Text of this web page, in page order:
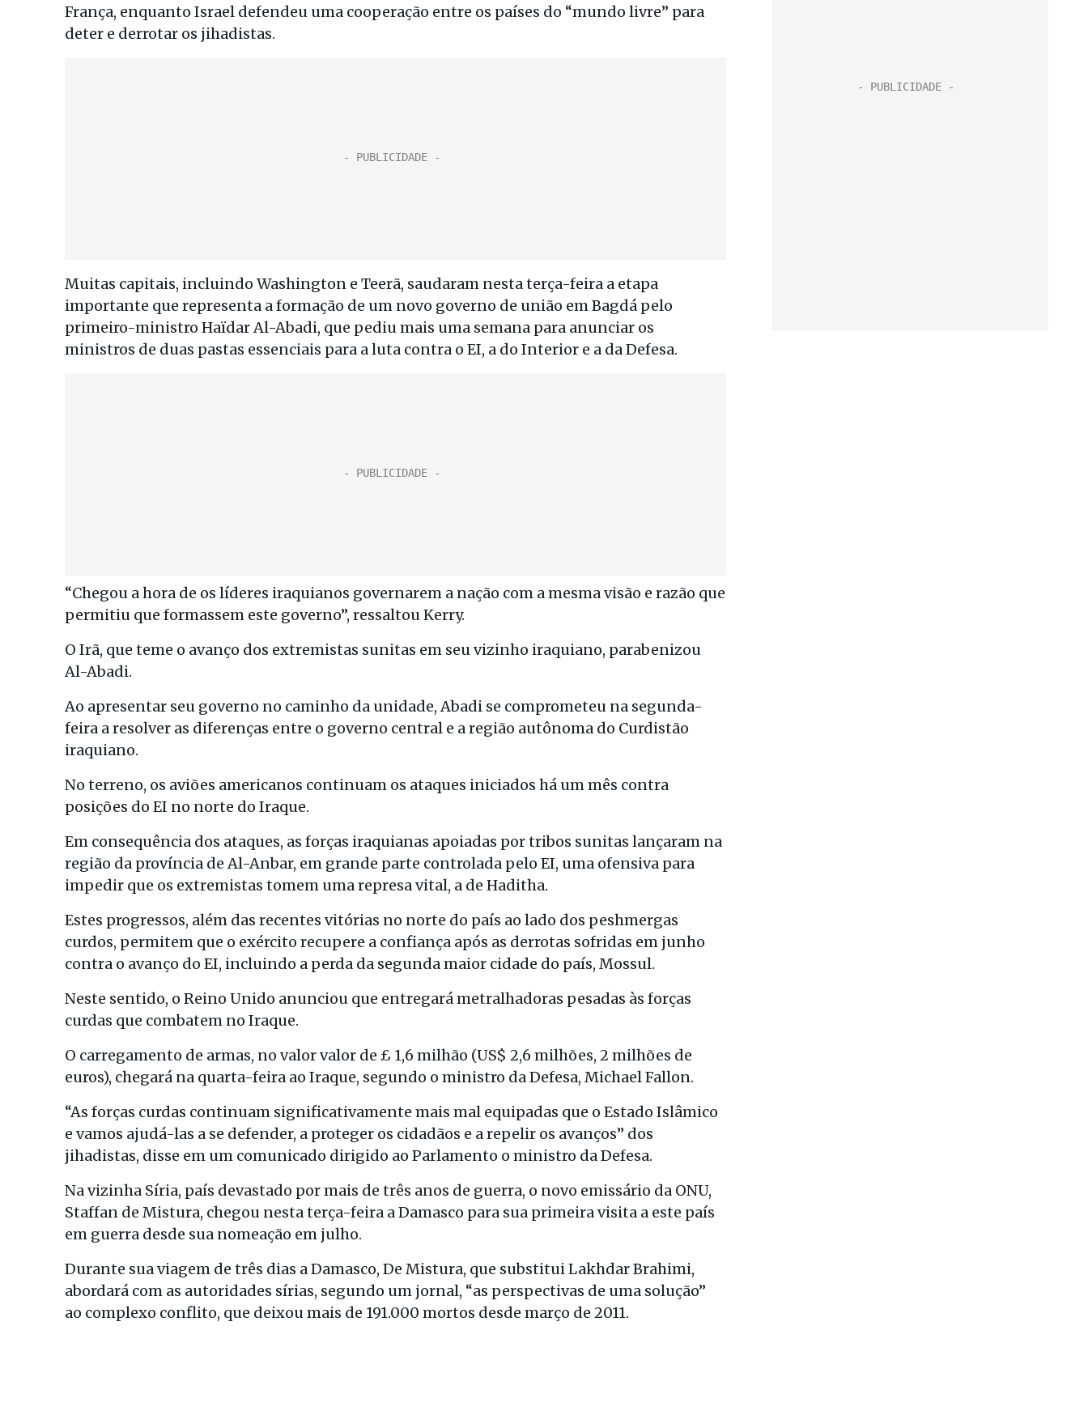
França, enquanto Israel defendeu uma cooperação entre os países do “mundo livre” para
deter e derrotar os jihadistas.
Muitas capitais, incluindo Washington e Teerã, saudaram nesta terça-feira a etapa
importante que representa a formação de um novo governo de união em Bagdá pelo
primeiro-ministro Haïdar Al-Abadi, que pediu mais uma semana para anunciar os
ministros de duas pastas essenciais para a luta contra o EI, a do Interior e a da Defesa.
“Chegou a hora de os líderes iraquianos governarem a nação com a mesma visão e razão que
permitiu que formassem este governo”, ressaltou Kerry.
O Irã, que teme o avanço dos extremistas sunitas em seu vizinho iraquiano, parabenizou
Al-Abadi.
Ao apresentar seu governo no caminho da unidade, Abadi se comprometeu na segunda-
feira a resolver as diferenças entre o governo central e a região autônoma do Curdistão
iraquiano.
No terreno, os aviões americanos continuam os ataques iniciados há um mês contra
posições do EI no norte do Iraque.
Em consequência dos ataques, as forças iraquianas apoiadas por tribos sunitas lançaram na
região da província de Al-Anbar, em grande parte controlada pelo EI, uma ofensiva para
impedir que os extremistas tomem uma represa vital, a de Haditha.
Estes progressos, além das recentes vitórias no norte do país ao lado dos peshmergas
curdos, permitem que o exército recupere a confiança após as derrotas sofridas em junho
contra o avanço do EI, incluindo a perda da segunda maior cidade do país, Mossul.
Neste sentido, o Reino Unido anunciou que entregará metralhadoras pesadas às forças
curdas que combatem no Iraque.
O carregamento de armas, no valor valor de £ 1,6 milhão (US$ 2,6 milhões, 2 milhões de
euros), chegará na quarta-feira ao Iraque, segundo o ministro da Defesa, Michael Fallon.
“As forças curdas continuam significativamente mais mal equipadas que o Estado Islâmico
e vamos ajudá-las a se defender, a proteger os cidadãos e a repelir os avanços” dos
jihadistas, disse em um comunicado dirigido ao Parlamento o ministro da Defesa.
Na vizinha Síria, país devastado por mais de três anos de guerra, o novo emissário da ONU,
Staffan de Mistura, chegou nesta terça-feira a Damasco para sua primeira visita a este país
em guerra desde sua nomeação em julho.
Durante sua viagem de três dias a Damasco, De Mistura, que substitui Lakhdar Brahimi,
abordará com as autoridades sírias, segundo um jornal, “as perspectivas de uma solução”
ao complexo conflito, que deixou mais de 191.000 mortos desde março de 2011.